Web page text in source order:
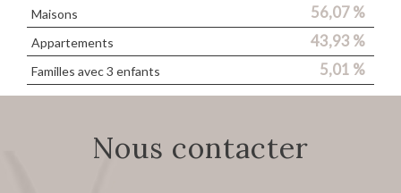
Maisons 56,07 %
Appartements 43,93 %
Familles avec 3 enfants 5,01 %
Nous contacter